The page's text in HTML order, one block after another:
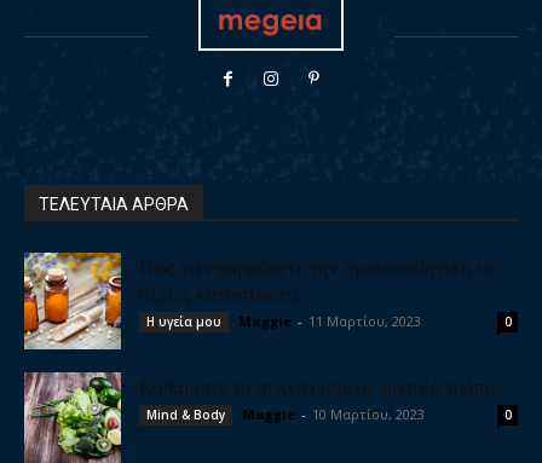
ΤΕΛΕΥΤΑΙΑ ΑΡΘΡΑ
Πως να εφαρμόσετε την ομοιοπαθητική σε
οξείες καταστάσεις
Η υγεία μου Maggie - 11 Μαρτίου, 2023 0
Καθαρίστε το συκώτι σας με φυσικό τρόπο
Mind & Body Maggie - 10 Μαρτίου, 2023 0